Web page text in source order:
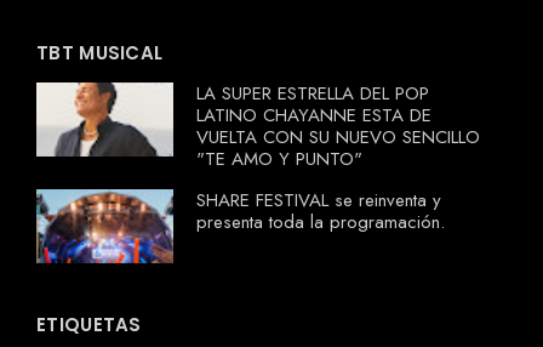
TBT MUSICAL
LA SUPER ESTRELLA DEL POP
LATINO CHAYANNE ESTA DE
VUELTA CON SU NUEVO SENCILLO
"TE AMO Y PUNTO"
SHARE FESTIVAL se reinventa y
presenta toda la programación.
ETIQUETAS